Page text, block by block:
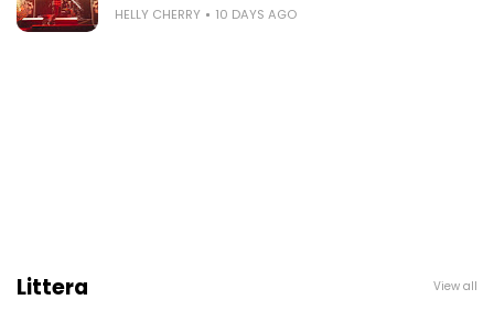
HELLY CHERRY 10 DAYS AGO
Littera View all